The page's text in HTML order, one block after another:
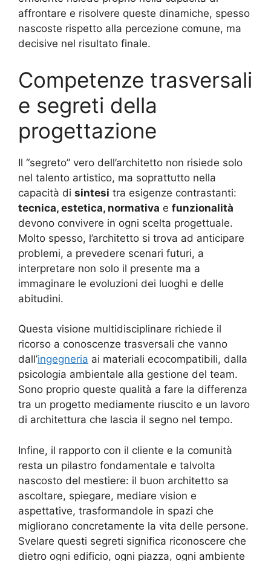
affrontare e risolvere queste dinamiche, spesso
nascoste rispetto alla percezione comune, ma
decisive nel risultato finale.
Competenze trasversali
e segreti della
progettazione
Il “segreto” vero dell’architetto non risiede solo
nel talento artistico, ma soprattutto nella
capacità di sintesi tra esigenze contrastanti:
tecnica, estetica, normativa e funzionalità
devono convivere in ogni scelta progettuale.
Molto spesso, l’architetto si trova ad anticipare
problemi, a prevedere scenari futuri, a
interpretare non solo il presente ma a
immaginare le evoluzioni dei luoghi e delle
abitudini.
Questa visione multidisciplinare richiede il
ricorso a conoscenze trasversali che vanno
dall’ingegneria ai materiali ecocompatibili, dalla
psicologia ambientale alla gestione del team.
Sono proprio queste qualità a fare la differenza
tra un progetto mediamente riuscito e un lavoro
di architettura che lascia il segno nel tempo.
Infine, il rapporto con il cliente e la comunità
resta un pilastro fondamentale e talvolta
nascosto del mestiere: il buon architetto sa
ascoltare, spiegare, mediare vision e
aspettative, trasformandole in spazi che
migliorano concretamente la vita delle persone.
Svelare questi segreti significa riconoscere che
dietro ogni edificio, ogni piazza, ogni ambiente